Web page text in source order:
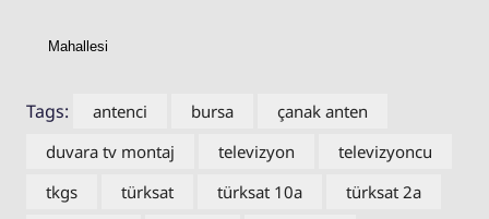
Mahallesi
Tags: antenci bursa
çanak anten
duvara tv montaj
televizyon
televizyoncu
tkgs
türksat türksat 10a
türksat 2a